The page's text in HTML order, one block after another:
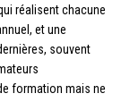
réalisent chacune
et une
souvent
formation mais ne